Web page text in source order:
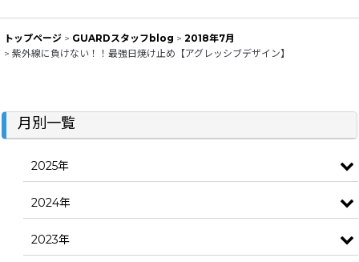
トップページ > GUARDスタッフblog > 2018年7月
> 紫外線に負けない！！最強日焼け止め【アグレッシブデザイン】
月別一覧
2025年
2024年
2023年